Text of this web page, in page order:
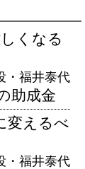
くなる
・福井泰代
助成金
変えるべ
・福井泰代